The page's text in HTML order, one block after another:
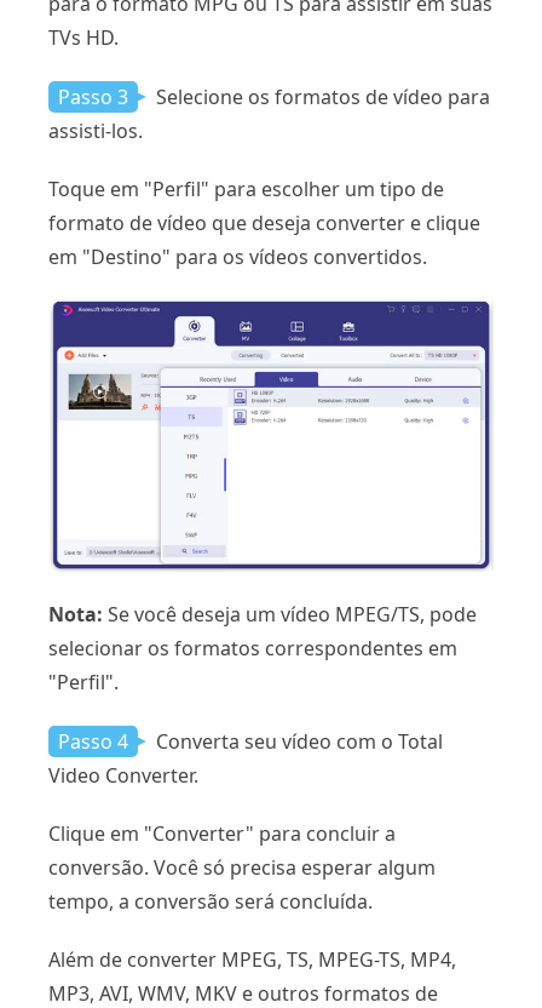
TVs HD.
Passo 3
Selecione os formatos de vídeo para
assisti-los.
Toque em "Perfil" para escolher um tipo de
formato de vídeo que deseja converter e clique
em "Destino" para os vídeos convertidos.
Nota: Se você deseja um vídeo MPEG/TS, pode
selecionar os formatos correspondentes em
"Perfil".
Passo 4
Converta seu vídeo com o Total
Video Converter.
Clique em "Converter" para concluir a
conversão. Você só precisa esperar algum
tempo, a conversão será concluída.
Além de converter MPEG, TS, MPEG-TS, MP4,
MP3, AVI, WMV, MKV e outros formatos de